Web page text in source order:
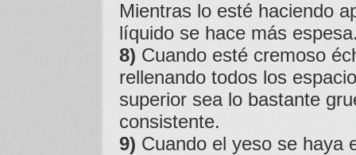
Mientras lo esté haciendo
líquido se hace más
8) Cuando esté cremoso
rellenando todos los
superior sea lo bastante
consistente.
9) Cuando el yeso se haya